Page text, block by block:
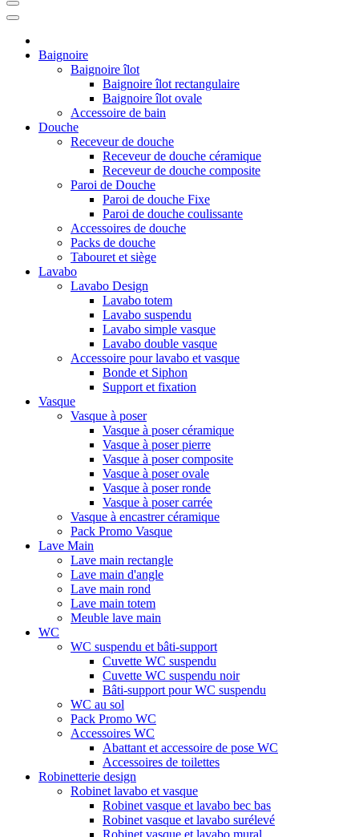
Baignoire
Baignoire îlot
Baignoire îlot rectangulaire
Baignoire îlot ovale
Accessoire de bain
Douche
Receveur de douche
Receveur de douche céramique
Receveur de douche composite
Paroi de Douche
Paroi de douche Fixe
Paroi de douche coulissante
Accessoires de douche
Packs de douche
Tabouret et siège
Lavabo
Lavabo Design
Lavabo totem
Lavabo suspendu
Lavabo simple vasque
Lavabo double vasque
Accessoire pour lavabo et vasque
Bonde et Siphon
Support et fixation
Vasque
Vasque à poser
Vasque à poser céramique
Vasque à poser pierre
Vasque à poser composite
Vasque à poser ovale
Vasque à poser ronde
Vasque à poser carrée
Vasque à encastrer céramique
Pack Promo Vasque
Lave Main
Lave main rectangle
Lave main d'angle
Lave main rond
Lave main totem
Meuble lave main
WC
WC suspendu et bâti-support
Cuvette WC suspendu
Cuvette WC suspendu noir
Bâti-support pour WC suspendu
WC au sol
Pack Promo WC
Accessoires WC
Abattant et accessoire de pose WC
Accessoires de toilettes
Robinetterie design
Robinet lavabo et vasque
Robinet vasque et lavabo bec bas
Robinet vasque et lavabo surélevé
Robinet vasque et lavabo mural